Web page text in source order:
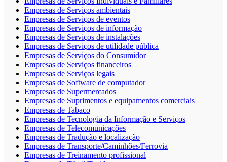
Empresas de Serviços ambientais
Empresas de Serviços de eventos
Empresas de Serviços de informação
Empresas de Serviços de instalações
Empresas de Serviços de utilidade pública
Empresas de Serviços do Consumidor
Empresas de Serviços financeiros
Empresas de Serviços legais
Empresas de Software de computador
Empresas de Supermercados
Empresas de Suprimentos e equipamentos comerciais
Empresas de Tabaco
Empresas de Tecnologia da Informação e Serviços
Empresas de Telecomunicações
Empresas de Tradução e localização
Empresas de Transporte/Caminhões/Ferrovia
Empresas de Treinamento profissional